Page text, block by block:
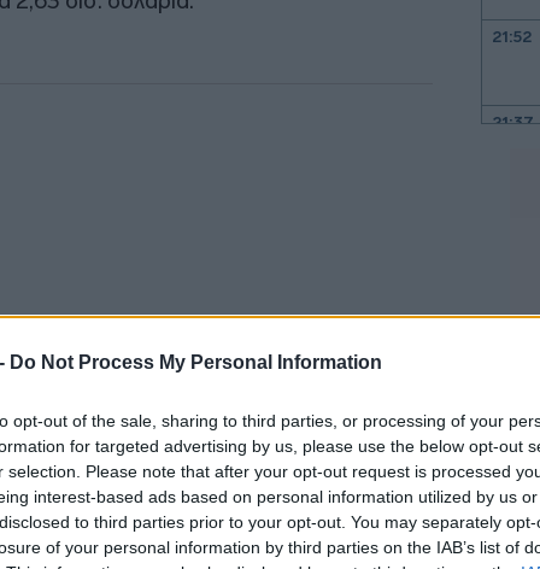
Do Not Process My Personal Information
opt-out of the sale, sharing to third parties, or processing of your
for targeted advertising by us, please use the below opt-out
selection. Please note that after your opt-out request is processed
interest-based ads based on personal information utilized by us
to third parties prior to your opt-out. You may separately
of your personal information by third parties on the IAB’s list of
δήλωσε ότι τα αποτελέσματα
στο εμπόριο πετρελαίου και
κέρδη της BP ανήλθαν σε1,38 δισ.
1,54 δισ. δολάριατους τελευταίους
21:52
21:37
20:41
20:38